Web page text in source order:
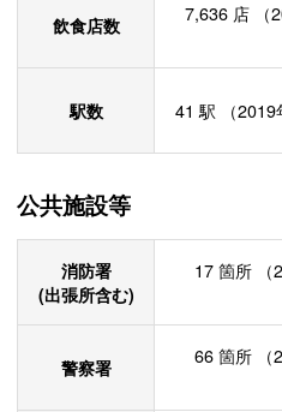
飲食店数 7,636 店
駅数 41駅 （2019
公共施設等
消防署
(出張所含む)
17 箇所
警察署 66 箇所